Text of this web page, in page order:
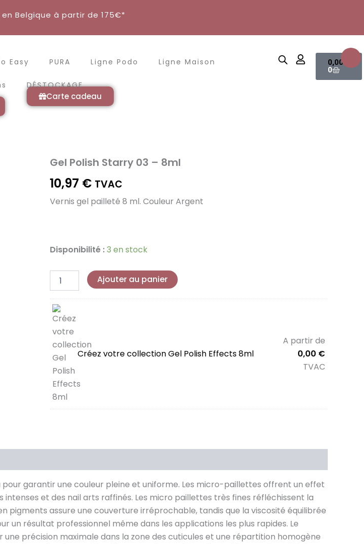
Belgique à partir de 175€*
Easy PURA Ligne Podo Ligne Maison
DÉSTOCKAGE
Carte cadeau
0,00
0
Panier
Gel Polish Starry 03 – 8ml
10,97 € TVAC
Vernis gel pailleté 8 ml. Couleur Argent
Disponibilité :3 en stock
quantité
Gel
Polish
Starry
Ajouter au panier
Créez votre collection Gel Polish Effects 8ml
A partir de
0,00 €
TVAC
garantir une couleur pleine et uniforme. Les micro-paillettes offrent un effet
et des nail arts raffinés. Les micro paillettes très fines réfléchissent la
pigments assure une couverture irréprochable, tandis que la viscosité équilibrée
un résultat professionnel même dans les applications les plus rapides. Le
précision maximale dans la zone des cuticules et une répartition homogène